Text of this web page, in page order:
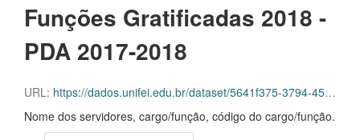
Funções Gratificadas 2018 -
PDA 2017-2018
URL: https://dados.unifei.edu.br/dataset/5641f375-3794-45a4-bc89-02fd67ab9ae9/resource/cf9edfd8-9182-476c-a0a1-d675c4e175d1/download/funcoes-gratificadas-2018-pda-2017-2018.csv
Nome dos servidores, cargo/função, código do cargo/função.